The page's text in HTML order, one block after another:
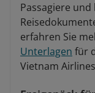
Passagiere
erfahren Sie
Unterlagen für
Vietnam